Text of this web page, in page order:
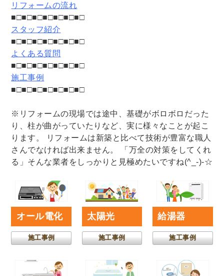
リフォームの流れ
■□■□■□■□■□■□■□
スタッフ紹介
■□■□■□■□■□■□■□
よくある質問
■□■□■□■□■□■□■□
施工事例
■□■□■□■□■□■□■□
※リフォームの現場では途中、基礎がボロボロだった
り、柱が曲がっていたりなど、実に様々なことが起こ
ります。 リフォームは新築と比べて技術が豊富な職人
さんでなければ出来ません。 「万全の対策をしてくれ
る」そんな業者をしっかりと見極めたいですね(^_-)-☆
オール電化
施工事例
太陽光
施工事例
給湯器
施工事例